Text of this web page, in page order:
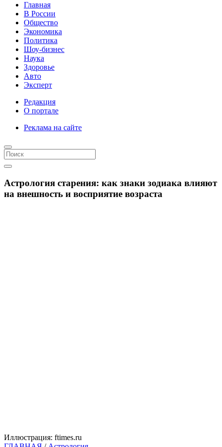
Главная
В России
Общество
Экономика
Политика
Шоу-бизнес
Наука
Здоровье
Авто
Эксперт
Редакция
О портале
Реклама на сайте
Астрология старения: как знаки зодиака влияют
на внешность и восприятие возраста
Иллюстрация: ftimes.ru